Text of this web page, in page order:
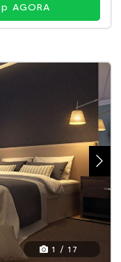
AGORA
1 / 17